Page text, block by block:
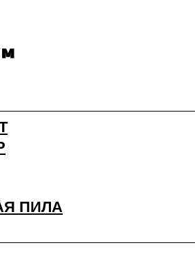
ПИЛА